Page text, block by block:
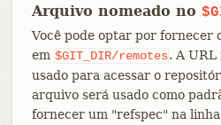
Arquivo nomeado no
Você pode optar por fornecer
em $GIT_DIR/remotes. A URL
usado para acessar o
arquivo será usado como
fornecer um "refspec" na